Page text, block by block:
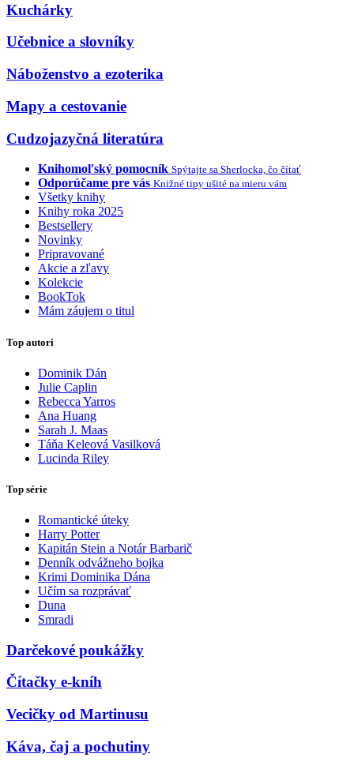
Kuchárky
Učebnice a slovníky
Náboženstvo a ezoterika
Mapy a cestovanie
Cudzojazyčná literatúra
Knihomoľský pomocník Spýtajte sa Sherlocka, čo čítať
Odporúčame pre vás Knižné tipy ušité na mieru vám
Všetky knihy
Knihy roka 2025
Bestsellery
Novinky
Pripravované
Akcie a zľavy
Kolekcie
BookTok
Mám záujem o titul
Top autori
Dominik Dán
Julie Caplin
Rebecca Yarros
Ana Huang
Sarah J. Maas
Táňa Keleová Vasilková
Lucinda Riley
Top série
Romantické úteky
Harry Potter
Kapitán Stein a Notár Barbarič
Denník odvážneho bojka
Krimi Dominika Dána
Učím sa rozprávať
Duna
Smradi
Darčekové poukážky
Čítačky e-kníh
Vecičky od Martinusu
Káva, čaj a pochutiny